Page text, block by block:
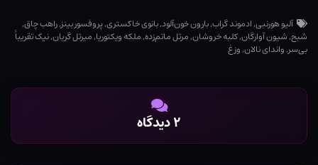
آلیو هورنبی,ادموند گراب,بارون خون‌آلود,بانوی خاکستری,پروفسور بینز,راهب چاق,
شبح,شیون آوارگان,کلبه خروشان,مرتل ماتم‌زده,ملکه ویکتوریا,میرتل گریان,نیک تقریباً
بی‌سر,واندای نالان,وزغ
۲ دیدگاه